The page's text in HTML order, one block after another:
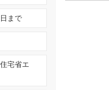
まで
宅省エ